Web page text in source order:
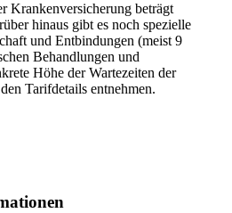
Krankenversicherung beträgt
hinaus gibt es noch spezielle
und Entbindungen (meist 9
Behandlungen und
Höhe der Wartezeiten der
Tarifdetails entnehmen.